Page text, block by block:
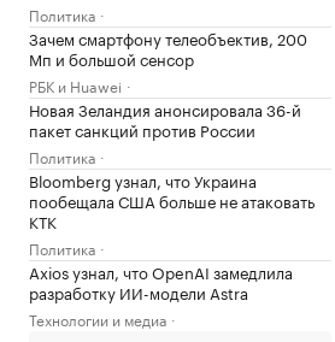
Политика
Зачем смартфону телеобъектив, 200
Мп и большой сенсор
РБК и Huawei
Новая Зеландия анонсировала 36-й
пакет санкций против России
Политика
Bloomberg узнал, что Украина
пообещала США больше не атаковать
КТК
Политика
Axios узнал, что OpenAI замедлила
разработку ИИ-модели Astra
Технологии и медиа